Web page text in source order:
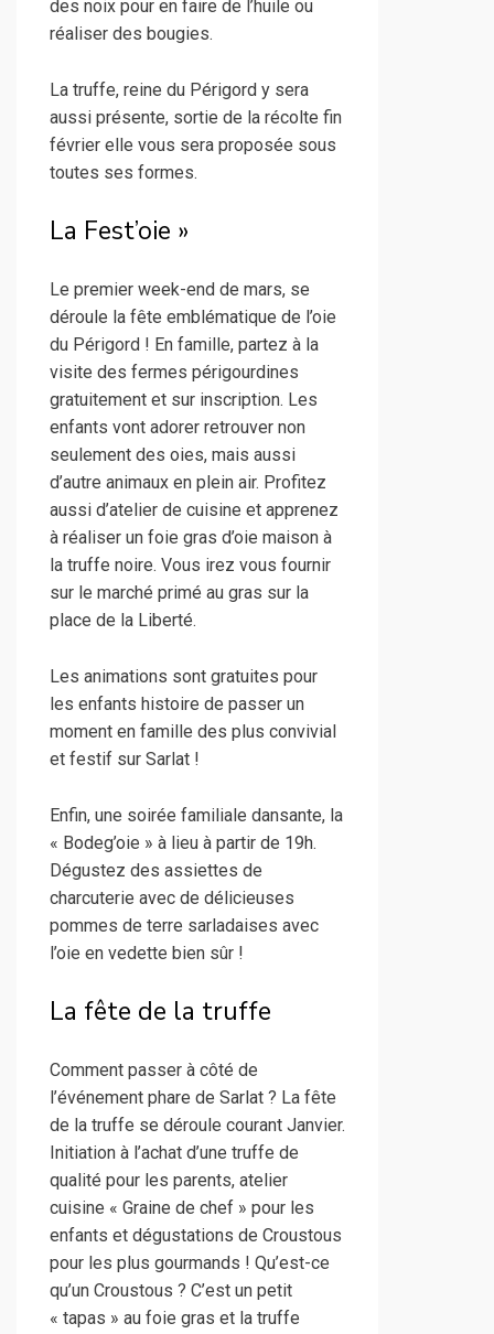
des noix pour en faire de l’huile ou
réaliser des bougies.
La truffe, reine du Périgord y sera
aussi présente, sortie de la récolte fin
février elle vous sera proposée sous
toutes ses formes.
La Fest’oie »
Le premier week-end de mars, se
déroule la fête emblématique de l’oie
du Périgord ! En famille, partez à la
visite des fermes périgourdines
gratuitement et sur inscription. Les
enfants vont adorer retrouver non
seulement des oies, mais aussi
d’autre animaux en plein air. Profitez
aussi d’atelier de cuisine et apprenez
à réaliser un foie gras d’oie maison à
la truffe noire. Vous irez vous fournir
sur le marché primé au gras sur la
place de la Liberté.
Les animations sont gratuites pour
les enfants histoire de passer un
moment en famille des plus convivial
et festif sur Sarlat !
Enfin, une soirée familiale dansante, la
« Bodeg’oie » à lieu à partir de 19h.
Dégustez des assiettes de
charcuterie avec de délicieuses
pommes de terre sarladaises avec
l’oie en vedette bien sûr !
La fête de la truffe
Comment passer à côté de
l’événement phare de Sarlat ? La fête
de la truffe se déroule courant Janvier.
Initiation à l’achat d’une truffe de
qualité pour les parents, atelier
cuisine « Graine de chef » pour les
enfants et dégustations de Croustous
pour les plus gourmands ! Qu’est-ce
qu’un Croustous ? C’est un petit
« tapas » au foie gras et la truffe